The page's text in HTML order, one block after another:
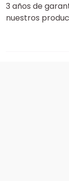
3 años de
nuestros